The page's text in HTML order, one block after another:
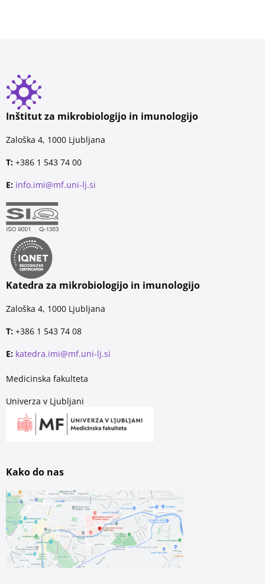
Inštitut za mikrobiologijo in imunologijo
Zaloška 4, 1000 Ljubljana
T: +386 1 543 74 00
E: info.imi@mf.uni-lj.si
Katedra za mikrobiologijo in imunologijo
Zaloška 4, 1000 Ljubljana
T: +386 1 543 74 08
E: katedra.imi@mf.uni-lj.si
Medicinska fakulteta
Univerza v Ljubljani
Kako do nas